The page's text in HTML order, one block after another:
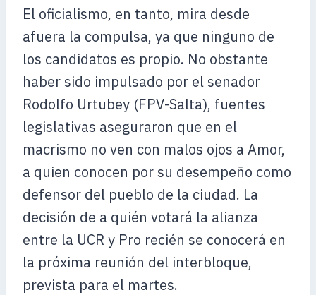
El oficialismo, en tanto, mira desde
afuera la compulsa, ya que ninguno de
los candidatos es propio. No obstante
haber sido impulsado por el senador
Rodolfo Urtubey (FPV-Salta), fuentes
legislativas aseguraron que en el
macrismo no ven con malos ojos a Amor,
a quien conocen por su desempeño como
defensor del pueblo de la ciudad. La
decisión de a quién votará la alianza
entre la UCR y Pro recién se conocerá en
la próxima reunión del interbloque,
prevista para el martes.